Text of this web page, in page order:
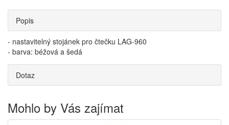
Popis
- nastavitelný stojánek pro čtečku LAG-960
- barva: béžová a šedá
Dotaz
Mohlo by Vás zajímat